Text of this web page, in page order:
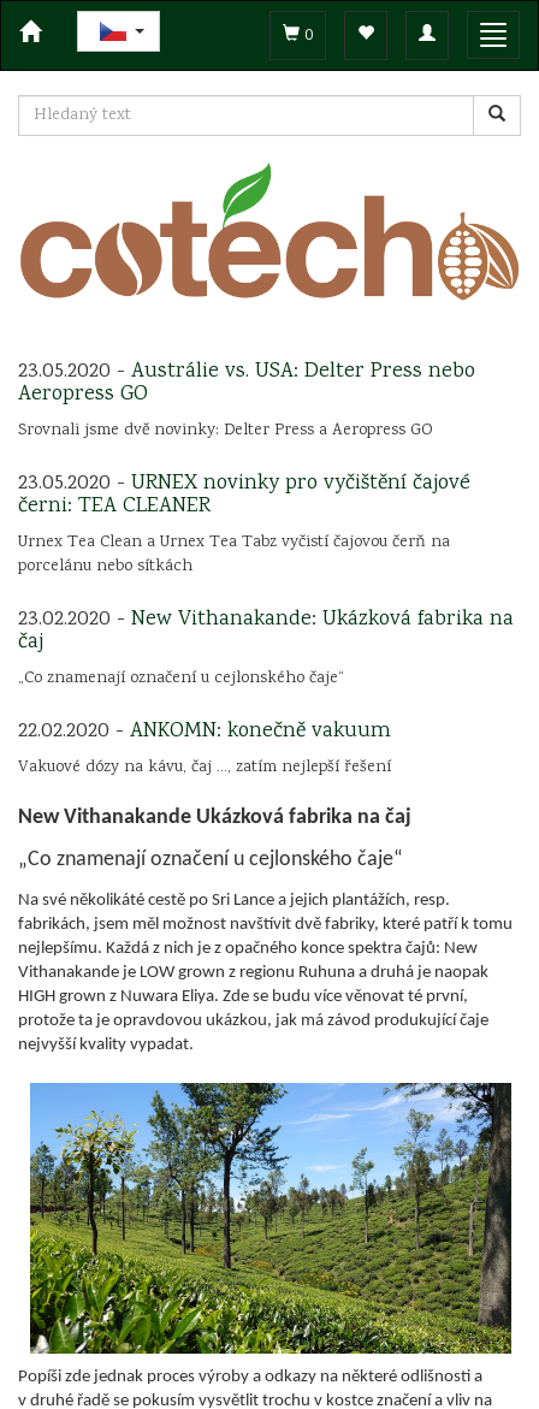
Toggle
navigation
0
23.05.2020 - Austrálie vs. USA: Delter Press nebo
Aeropress GO
Srovnali jsme dvě novinky: Delter Press a Aeropress GO
23.05.2020 - URNEX novinky pro vyčištění čajové
černi: TEA CLEANER
Urnex Tea Clean a Urnex Tea Tabz vyčistí čajovou čerň na
porcelánu nebo sítkách
23.02.2020 - New Vithanakande: Ukázková fabrika na
čaj
„Co znamenají označení u cejlonského čaje“
22.02.2020 - ANKOMN: konečně vakuum
Vakuové dózy na kávu, čaj ..., zatím nejlepší řešení
New Vithanakande Ukázková fabrika na čaj
„Co znamenají označení u cejlonského čaje“
Na své několikáté cestě po Sri Lance a jejich plantážích, resp.
fabrikách, jsem měl možnost navštívit dvě fabriky, které patří k tomu
nejlepšímu. Každá z nich je z opačného konce spektra čajů: New
Vithanakande je LOW grown z regionu Ruhuna a druhá je naopak
HIGH grown z Nuwara Eliya. Zde se budu více věnovat té první,
protože ta je opravdovou ukázkou, jak má závod produkující čaje
nejvyšší kvality vypadat.
Popíši zde jednak proces výroby a odkazy na některé odlišnosti a
v druhé řadě se pokusím vysvětlit trochu v kostce značení a vliv na